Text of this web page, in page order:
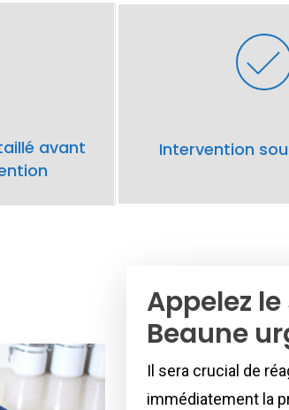
avant
Intervention
Appelez
Beaune
Il sera crucial de
immédiatement la